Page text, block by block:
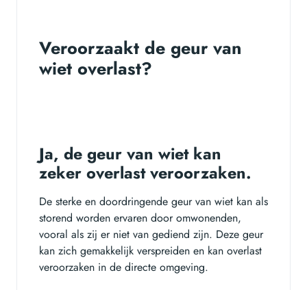
Veroorzaakt de geur van
wiet overlast?
Ja, de geur van wiet kan
zeker overlast veroorzaken.
De sterke en doordringende geur van wiet kan als
storend worden ervaren door omwonenden,
vooral als zij er niet van gediend zijn. Deze geur
kan zich gemakkelijk verspreiden en kan overlast
veroorzaken in de directe omgeving.